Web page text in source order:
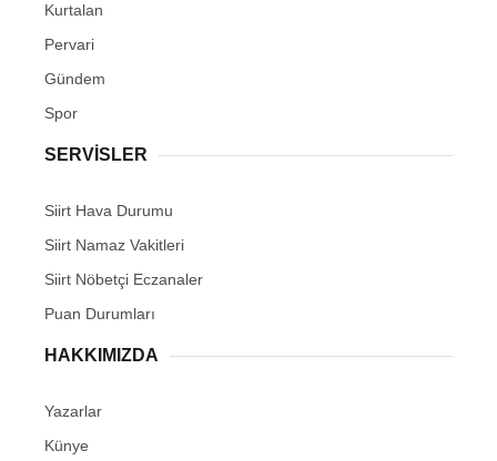
Kurtalan
Pervari
Gündem
Spor
SERVİSLER
Siirt Hava Durumu
Siirt Namaz Vakitleri
Siirt Nöbetçi Eczanaler
Puan Durumları
HAKKIMIZDA
Yazarlar
Künye